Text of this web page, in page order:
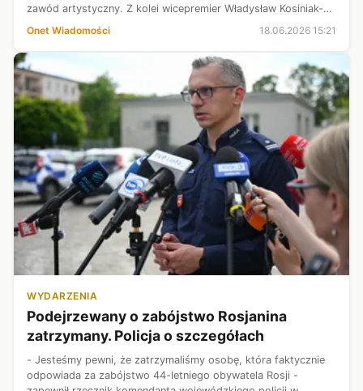
zawód artystyczny. Z kolei wicepremier Władysław Kosiniak-
Kamysz zareagował na aferę w Szpitalu Południowym. — To
niesprawiedliwe i nieety...
Onet Wiadomości 18.06.2026 15:21
WYDARZENIA
Podejrzewany o zabójstwo Rosjanina
zatrzymany. Policja o szczegółach
- Jesteśmy pewni, że zatrzymaliśmy osobę, która faktycznie
odpowiada za zabójstwo 44-letniego obywatela Rosji -